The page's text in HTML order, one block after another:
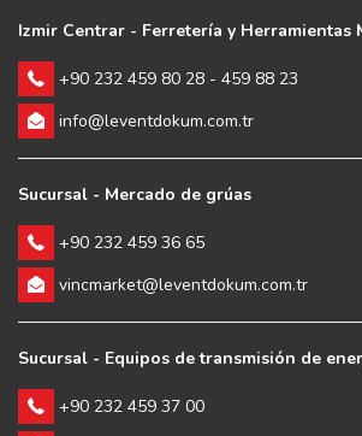
Izmir Centrar - Ferretería y Herramientas
+90 232 459 80 28 - 459 88 23
info@leventdokum.com.tr
Sucursal - Mercado de grúas
+90 232 459 36 65
vincmarket@leventdokum.com.tr
Sucursal - Equipos de transmisión de
+90 232 459 37 00